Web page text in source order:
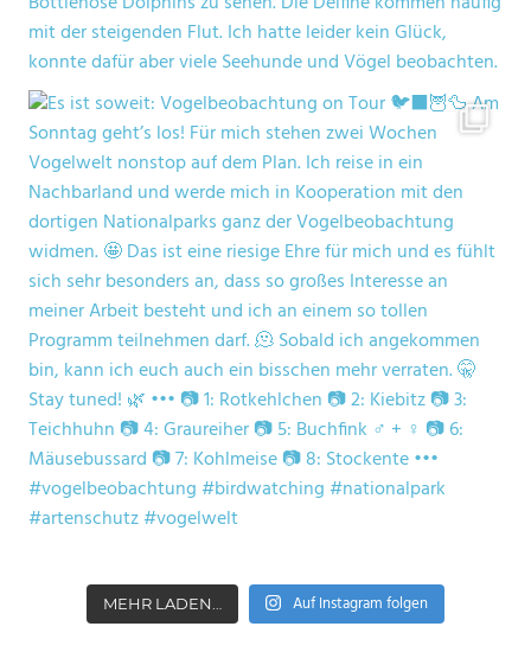
MEHR LADEN… Auf Instagram folgen